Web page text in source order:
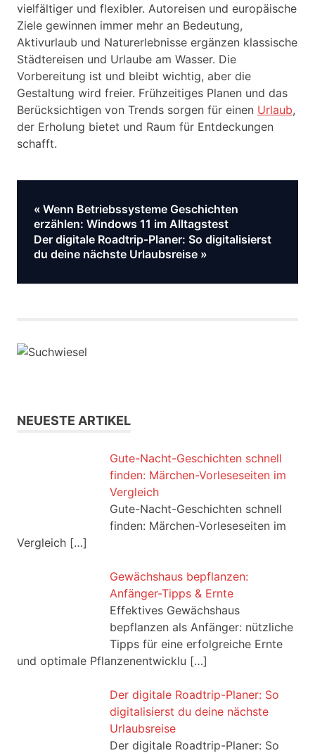
vielfältiger und flexibler. Autoreisen und europäische
Ziele gewinnen immer mehr an Bedeutung,
Aktivurlaub und Naturerlebnisse ergänzen klassische
Städtereisen und Urlaube am Wasser. Die
Vorbereitung ist und bleibt wichtig, aber die
Gestaltung wird freier. Frühzeitiges Planen und das
Berücksichtigen von Trends sorgen für einen Urlaub,
der Erholung bietet und Raum für Entdeckungen
schafft.
Beitragsnavigation
Vorheriger
Beitrag:
Wenn Betriebssysteme Geschichten
erzählen: Windows 11 im Alltagstest
Nächster
Beitrag:
Der digitale Roadtrip-Planer: So digitalisierst
du deine nächste Urlaubsreise
NEUESTE ARTIKEL
Gute-Nacht-Geschichten schnell
finden: Märchen-Vorleseseiten im
Vergleich
Gute-Nacht-Geschichten schnell
finden: Märchen-Vorleseseiten im
Vergleich […]
Gewächshaus bepflanzen:
Anfänger-Tipps & Ernte
Effektives Gewächshaus
bepflanzen als Anfänger: nützliche
Tipps für eine erfolgreiche Ernte
und optimale Pflanzenentwicklu […]
Der digitale Roadtrip-Planer: So
digitalisierst du deine nächste
Urlaubsreise
Der digitale Roadtrip-Planer: So